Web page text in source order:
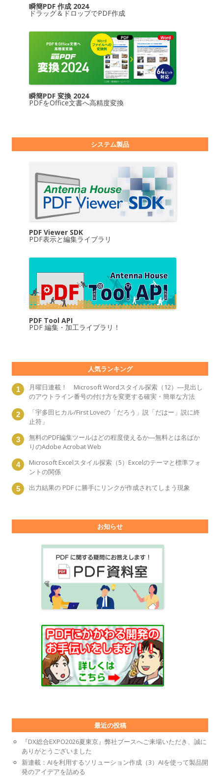
瞬簡PDF 作成 2024
ドラッグ＆ドロップでPDF作成
瞬簡PDF 変換 2024
PDFをOffice文書へ高精度変換
システム製品
PDF Viewer SDK
PDF表示と編集ライブラリ
PDF Tool API
PDF 編集・加工ライブラリ！
人気ランキング
月曜日連載！ Microsoft Wordスタイル探索（12）―見出し
のアウトライン番号の付け方を変更する確実・簡単な方法
「宇多田ヒカル/First Loveの「だろう」説「だはー」説に終
止符」
無料のPDF編集ツールはどの程度使えるか―無料とは名ばか
りのAdobe Acrobat Web
Microsoft Excelスタイル探索（5）Excelのテーマと標準フォ
ントの関係
出力結果の PDF に勝手にリンクが作成されてしまう現象
お知らせ
最近の投稿
『DX総合EXPO2026夏東京』弊社ブースへご来場いただき、誠に
ありがとうございました
新連載：AIを利用するソリューション作成（3）AIを使って製品開
発のアイデアを詰める